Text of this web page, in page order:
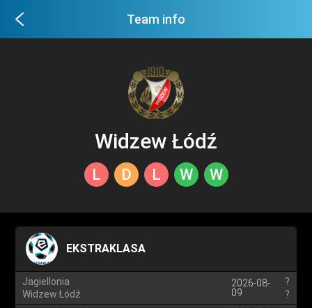
Team info
Widzew Łódź
L D L W W
EKSTRAKLASA
Jagiellonia
Widzew Łódź
2026-08-
09
?
?